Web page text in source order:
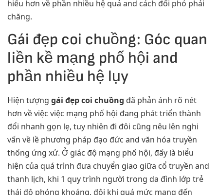
hiểu hơn về phần nhiều hệ quả and cách đối phó phải
chăng.
Gái đẹp coi chuồng: Góc quan
liền kề mạng phố hội and
phần nhiều hệ lụy
Hiện tượng gái đẹp coi chuồng đã phản ánh rõ nét
hơn về việc việc mạng phố hội đang phát triển thành
đổi nhanh gọn lẹ, tuy nhiên đi đôi cũng nêu lên nghi
vấn về lề phương pháp đạo đức and văn hóa truyền
thống ứng xử. Ở giác độ mạng phố hội, đấy là biểu
hiện của quá trình đưa chuyển giao giữa cổ truyền and
thanh lịch, khi 1 quy trình người trong da đình lớp trẻ
thái độ phóng khoáng, đôi khi quá mức mang đến